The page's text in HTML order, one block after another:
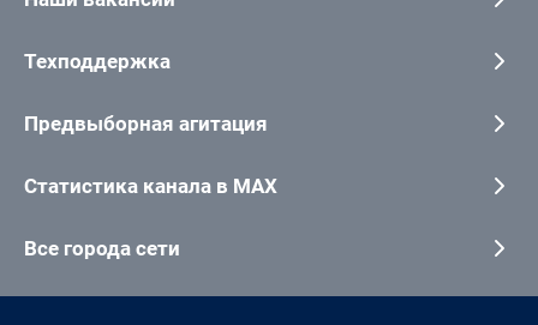
Техподдержка
Предвыборная агитация
Статистика канала в MAX
Все города сети